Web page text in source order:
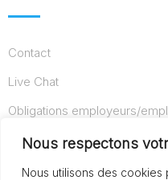
Nous respectons
Nous utilisons des
Contact
Live Chat
Obligations employeurs/
Conditions d’utilisation
Mentions légales